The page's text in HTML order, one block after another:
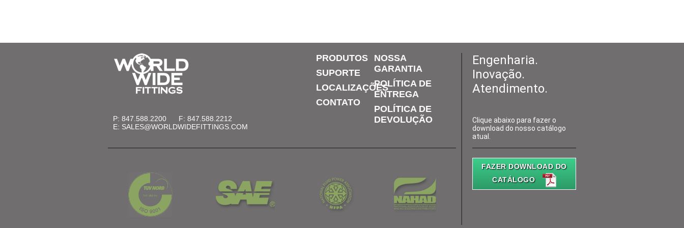
P: 847.588.2200
F: 847.588.2212
E: SALES@WORLDWIDEFITTINGS.COM
PRODUTOS
SUPORTE
LOCALIZAÇÕES
CONTATO
NOSSA
GARANTIA
POLÍTICA DE
ENTREGA
POLÍTICA DE
DEVOLUÇÃO
Engenharia.
Inovação.
Atendimento.
Clique abaixo para fazer o
download do nosso catálogo
atual.
FAZER DOWNLOAD DO
CATÁLOGO